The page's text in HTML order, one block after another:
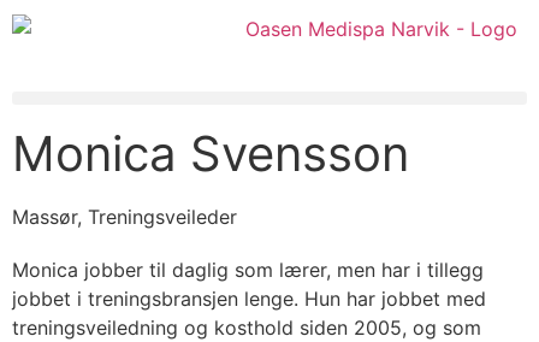
Monica Svensson
Massør, Treningsveileder
Monica jobber til daglig som lærer, men har i tillegg
jobbet i treningsbransjen lenge. Hun har jobbet med
treningsveiledning og kosthold siden 2005, og som